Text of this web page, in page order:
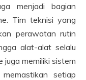
menjadi bagian
Tim teknisi yang
perawatan rutin
alat-alat selalu
juga memiliki sistem
setiap